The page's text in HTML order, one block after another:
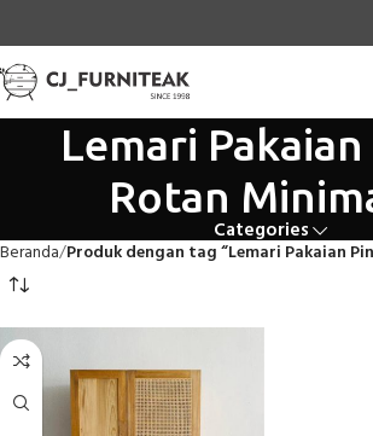
Lemari
Rotan
Categories
Beranda Produk dengan tag “Lemari Pakaian